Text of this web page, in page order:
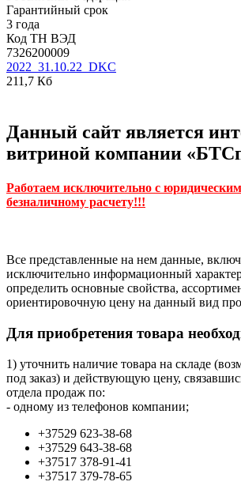
Гарантийный срок
3 года
Код ТН ВЭД
7326200009
2022_31.10.22_DKC
211,7 Кб
Данный сайт является
витриной компании
Работаем исключительно с
безналичному расчету!!!
Все представленные на нем данные,
исключительно информационный
определить основные свойства,
ориентировочную цену на данный вид
Для приобретения товара
1) уточнить наличие товара на складе
под заказ) и действующую цену,
отдела продаж по:
- одному из телефонов компании;
+37529 623-38-68
+37529 643-38-68
+37517 378-91-41
+37517 379-78-65